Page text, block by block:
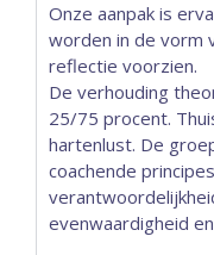
Onze aanpak is
worden in de vorm
reflectie voorzien.
De verhouding
25/75 procent.
hartenlust. De
coachende
evenwaardigheid